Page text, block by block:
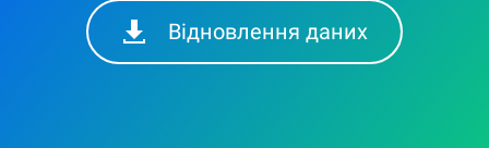
Відновлення даних